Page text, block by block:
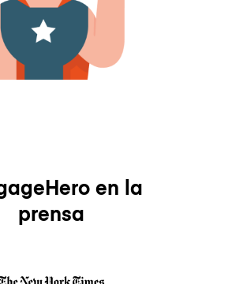
en la
prensa